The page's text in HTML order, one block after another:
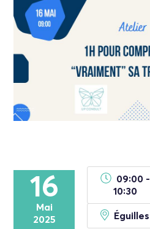
16
Mai
2025
09:00 -
10:30
Éguilles